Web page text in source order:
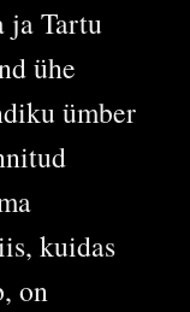
ja Tartu
ühe
ümber
kuidas
on